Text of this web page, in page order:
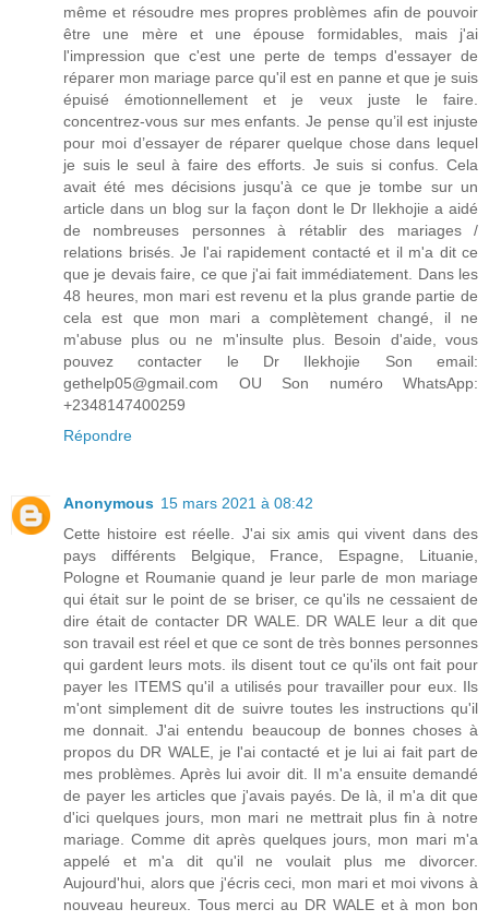
même et résoudre mes propres problèmes afin de pouvoir
être une mère et une épouse formidables, mais j'ai
l'impression que c'est une perte de temps d'essayer de
réparer mon mariage parce qu'il est en panne et que je suis
épuisé émotionnellement et je veux juste le faire.
concentrez-vous sur mes enfants. Je pense qu’il est injuste
pour moi d’essayer de réparer quelque chose dans lequel
je suis le seul à faire des efforts. Je suis si confus. Cela
avait été mes décisions jusqu'à ce que je tombe sur un
article dans un blog sur la façon dont le Dr Ilekhojie a aidé
de nombreuses personnes à rétablir des mariages /
relations brisés. Je l'ai rapidement contacté et il m'a dit ce
que je devais faire, ce que j'ai fait immédiatement. Dans les
48 heures, mon mari est revenu et la plus grande partie de
cela est que mon mari a complètement changé, il ne
m'abuse plus ou ne m'insulte plus. Besoin d'aide, vous
pouvez contacter le Dr Ilekhojie Son email:
gethelp05@gmail.com OU Son numéro WhatsApp:
+2348147400259
Répondre
Anonymous 15 mars 2021 à 08:42
Cette histoire est réelle. J'ai six amis qui vivent dans des
pays différents Belgique, France, Espagne, Lituanie,
Pologne et Roumanie quand je leur parle de mon mariage
qui était sur le point de se briser, ce qu'ils ne cessaient de
dire était de contacter DR WALE. DR WALE leur a dit que
son travail est réel et que ce sont de très bonnes personnes
qui gardent leurs mots. ils disent tout ce qu'ils ont fait pour
payer les ITEMS qu'il a utilisés pour travailler pour eux. Ils
m'ont simplement dit de suivre toutes les instructions qu'il
me donnait. J'ai entendu beaucoup de bonnes choses à
propos du DR WALE, je l'ai contacté et je lui ai fait part de
mes problèmes. Après lui avoir dit. Il m'a ensuite demandé
de payer les articles que j'avais payés. De là, il m'a dit que
d'ici quelques jours, mon mari ne mettrait plus fin à notre
mariage. Comme dit après quelques jours, mon mari m'a
appelé et m'a dit qu'il ne voulait plus me divorcer.
Aujourd'hui, alors que j'écris ceci, mon mari et moi vivons à
nouveau heureux. Tous merci au DR WALE et à mon bon